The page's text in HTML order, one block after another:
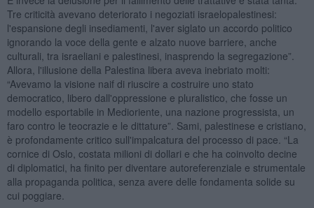
Tre criticità avevano deteriorato i negoziati israelopalestinesi:
l'espansione degli insediamenti, l'aver siglato un accordo politico
ignorando la voce della gente e alzato nuove barriere, anche
culturali, tra israeliani e palestinesi, inasprendo la segregazione”.
Allora, l'illusione della Palestina libera aveva inebriato molti:
“Avevamo la visione naif di riuscire a costruire uno stato
democratico, libero dall'oppressione e pluralistico, che fosse un
modello esportabile in Medioriente, una nazione progressista, un
faro contro le teocrazie e le dittature”. Sami, palestinese e cristiano,
è profondamente critico sull'impalcatura del processo di pace. “La
cornice di Oslo, costata milioni di dollari e che ha coinvolto decine
di diplomatici, ha finito per diventare autoreferenziale e strumentale
alla propaganda politica, senza avere delle fondamenta solide su
cui poggiare.